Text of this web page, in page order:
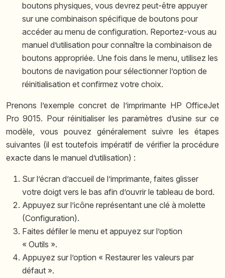
boutons physiques, vous devrez peut-être appuyer
sur une combinaison spécifique de boutons pour
accéder au menu de configuration. Reportez-vous au
manuel d’utilisation pour connaître la combinaison de
boutons appropriée. Une fois dans le menu, utilisez les
boutons de navigation pour sélectionner l’option de
réinitialisation et confirmez votre choix.
Prenons l’exemple concret de l’imprimante HP OfficeJet
Pro 9015. Pour réinitialiser les paramètres d’usine sur ce
modèle, vous pouvez généralement suivre les étapes
suivantes (il est toutefois impératif de vérifier la procédure
exacte dans le manuel d’utilisation) :
Sur l’écran d’accueil de l’imprimante, faites glisser
votre doigt vers le bas afin d’ouvrir le tableau de bord.
Appuyez sur l’icône représentant une clé à molette
(Configuration).
Faites défiler le menu et appuyez sur l’option
« Outils ».
Appuyez sur l’option « Restaurer les valeurs par
défaut ».